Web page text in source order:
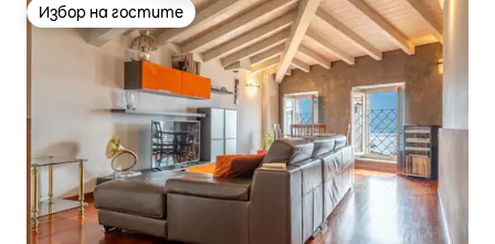
Избор на гостите
Избор на гостите